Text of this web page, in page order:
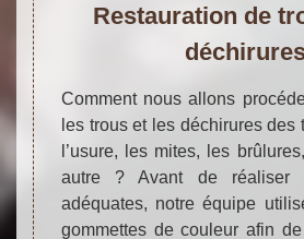
Restauration de
Comment nous allons
les trous et les déchirures des
l’usure, les mites, les
autre ? Avant de réaliser
adéquates, notre équipe
gommettes de couleur afin